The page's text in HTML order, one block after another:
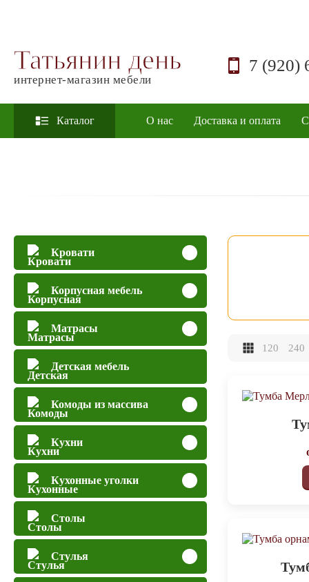
Татьянин день
интернет-магазин мебели
7 (920)
Каталог О нас Доставка и оплата
Кровати
Корпусная мебель
Матрасы
Детская мебель
Комоды из массива
Кухни
Кухонные уголки
Столы
Стулья
120 240